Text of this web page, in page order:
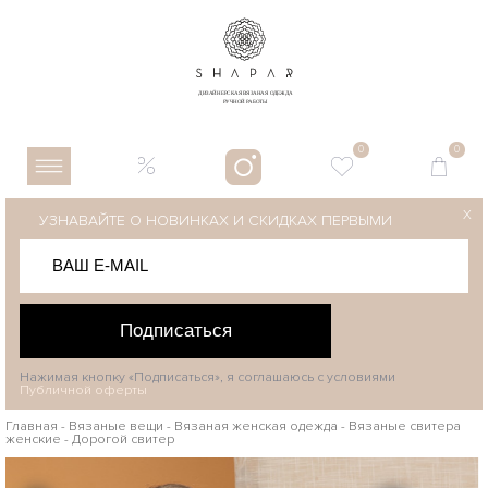
0 0
УЗНАВАЙТЕ О НОВИНКАХ И СКИДКАХ ПЕРВЫМИ
Подписаться
X
Нажимая кнопку «Подписаться», я соглашаюсь с условиями
Публичной оферты
Главная - Вязаные вещи - Вязаная женская одежда - Вязаные свитера
женские - Дорогой свитер